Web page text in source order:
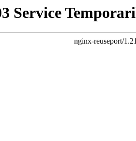
Service
nginx-reuseport/